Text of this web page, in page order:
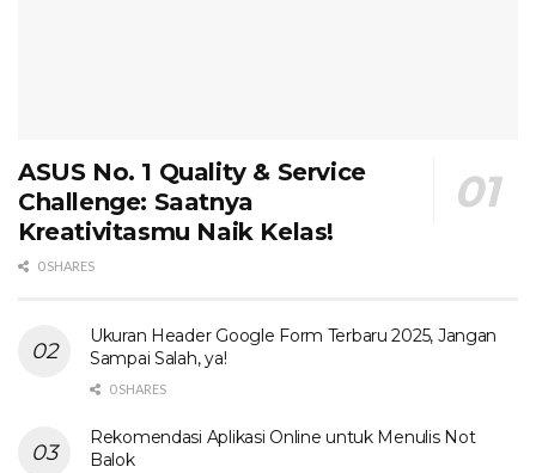
ASUS No. 1 Quality & Service
Challenge: Saatnya
Kreativitasmu Naik Kelas!
0 SHARES
Ukuran Header Google Form Terbaru 2025, Jangan
Sampai Salah, ya!
0 SHARES
Rekomendasi Aplikasi Online untuk Menulis Not
Balok